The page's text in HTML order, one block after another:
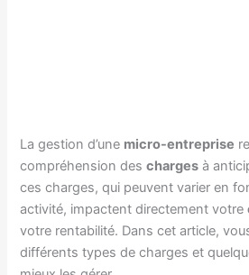
La gestion d’une micro-entreprise
compréhension descharges à
ces charges, qui peuvent varier en
activité, impactent directement votre
votre rentabilité. Dans cet article,
différents types de charges et